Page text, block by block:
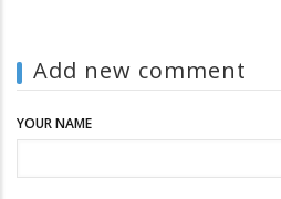
Add new comment
YOUR NAME